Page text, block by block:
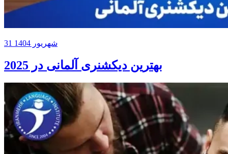
31 شهریور 1404
بهترین دیکشنری آلمانی در 2025